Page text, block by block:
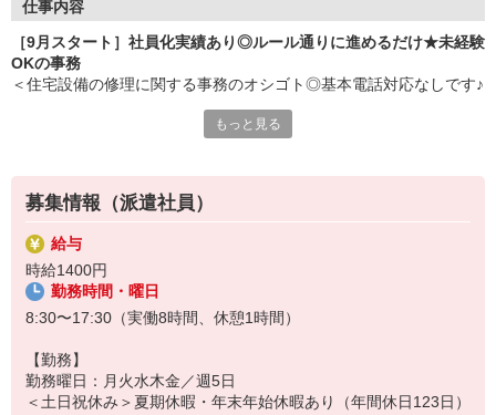
■髪色・ネイルは自由
仕事内容
［9月スタート］社員化実績あり◎ルール通りに進めるだけ★未経験
OKの事務
＜住宅設備の修理に関する事務のオシゴト◎基本電話対応なしです♪
●書類の内容チェック、データ入力
●請求書の作成、支払の処理
※ルーティンワークでやることが決まっているので、覚えるまでも
すぐです♪
もっと見る
募集情報（派遣社員）
給与
時給1400円
勤務時間・曜日
8:30〜17:30（実働8時間、休憩1時間）
【勤務】
勤務曜日：月火水木金／週5日
＜土日祝休み＞夏期休暇・年末年始休暇あり（年間休日123日）